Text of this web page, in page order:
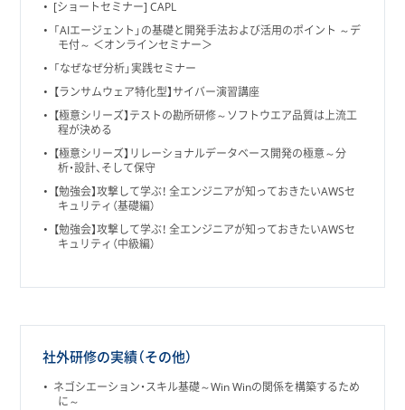
[ショートセミナー] CAPL
「AIエージェント」の基礎と開発手法および活用のポイント ～デ
モ付～ ＜オンラインセミナー＞
「なぜなぜ分析」実践セミナー
【ランサムウェア特化型】サイバー演習講座
【極意シリーズ】テストの勘所研修～ソフトウエア品質は上流工
程が決める
【極意シリーズ】リレーショナルデータベース開発の極意～分
析・設計、そして保守
【勉強会】攻撃して学ぶ！ 全エンジニアが知っておきたいAWSセ
キュリティ（基礎編）
【勉強会】攻撃して学ぶ！ 全エンジニアが知っておきたいAWSセ
キュリティ（中級編）
社外研修の実績（その他）
ネゴシエーション・スキル基礎～Win Winの関係を構築するため
に～